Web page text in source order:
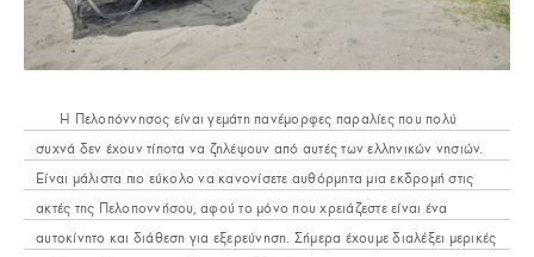
Η Πελοπόννησος είναι γεμάτη πανέμορφες παραλίες που πολύ
συχνά δεν έχουν τίποτα να ζηλέψουν από αυτές των ελληνικών νησιών.
Είναι μάλιστα πιο εύκολο να κανονίσετε αυθόρμητα μια εκδρομή στις
ακτές της Πελοποννήσου, αφού το μόνο που χρειάζεστε είναι ένα
αυτοκίνητο και διάθεση για εξερεύνηση. Σήμερα έχουμε διαλέξει μερικές